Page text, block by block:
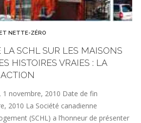
NETTE-ZÉRO
SCHL SUR LES MAISONS
HISTOIRES VRAIES : LA
1 novembre, 2010 Date de fin
2010 La Société canadienne
(SCHL) a l’honneur de présenter